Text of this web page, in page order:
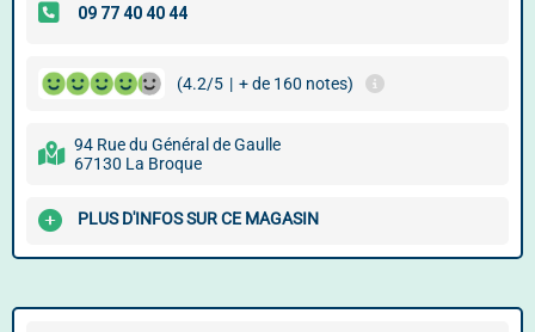
(4.2/5 | + de 160 notes)
94 Rue du Général de Gaulle
67130 La Broque
PLUS D'INFOS SUR CE MAGASIN